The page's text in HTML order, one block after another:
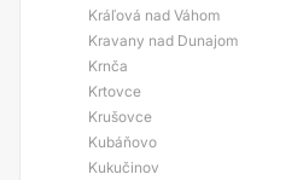
Kráľová nad Váhom
Kravany nad Dunajom
Krnča
Krtovce
Krušovce
Kubáňovo
Kukučinov